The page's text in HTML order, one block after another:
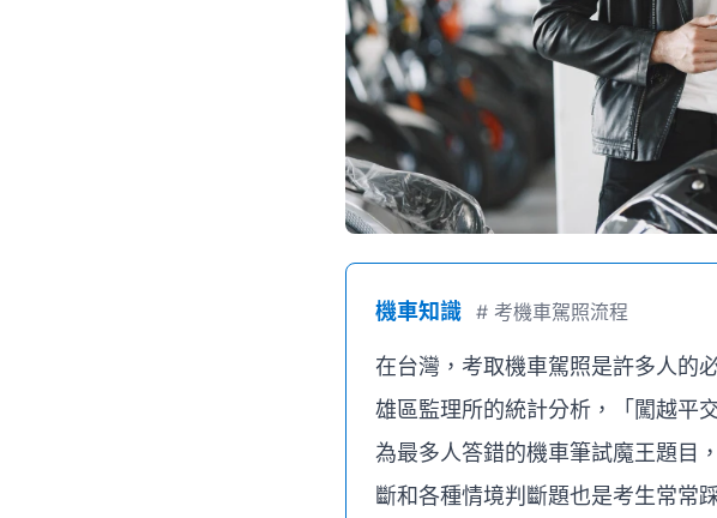
機車知識 # 考機車駕照流程
在台灣，考取機車駕照是許多人的
雄區監理所的統計分析，「闖越平
為最多人答錯的機車筆試魔王題目
斷和各種情境判斷題也是考生常常